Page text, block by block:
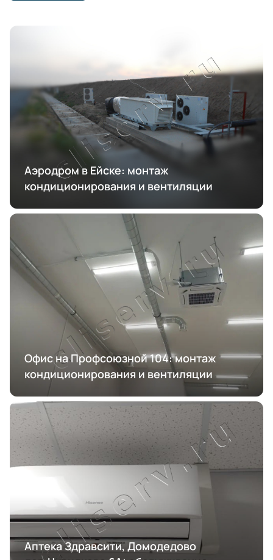
Аэродром в Ейске: монтаж
кондиционирования и вентиляции
Офис на Профсоюзной 104: монтаж
кондиционирования и вентиляции
Аптека Здравсити, Домодедово